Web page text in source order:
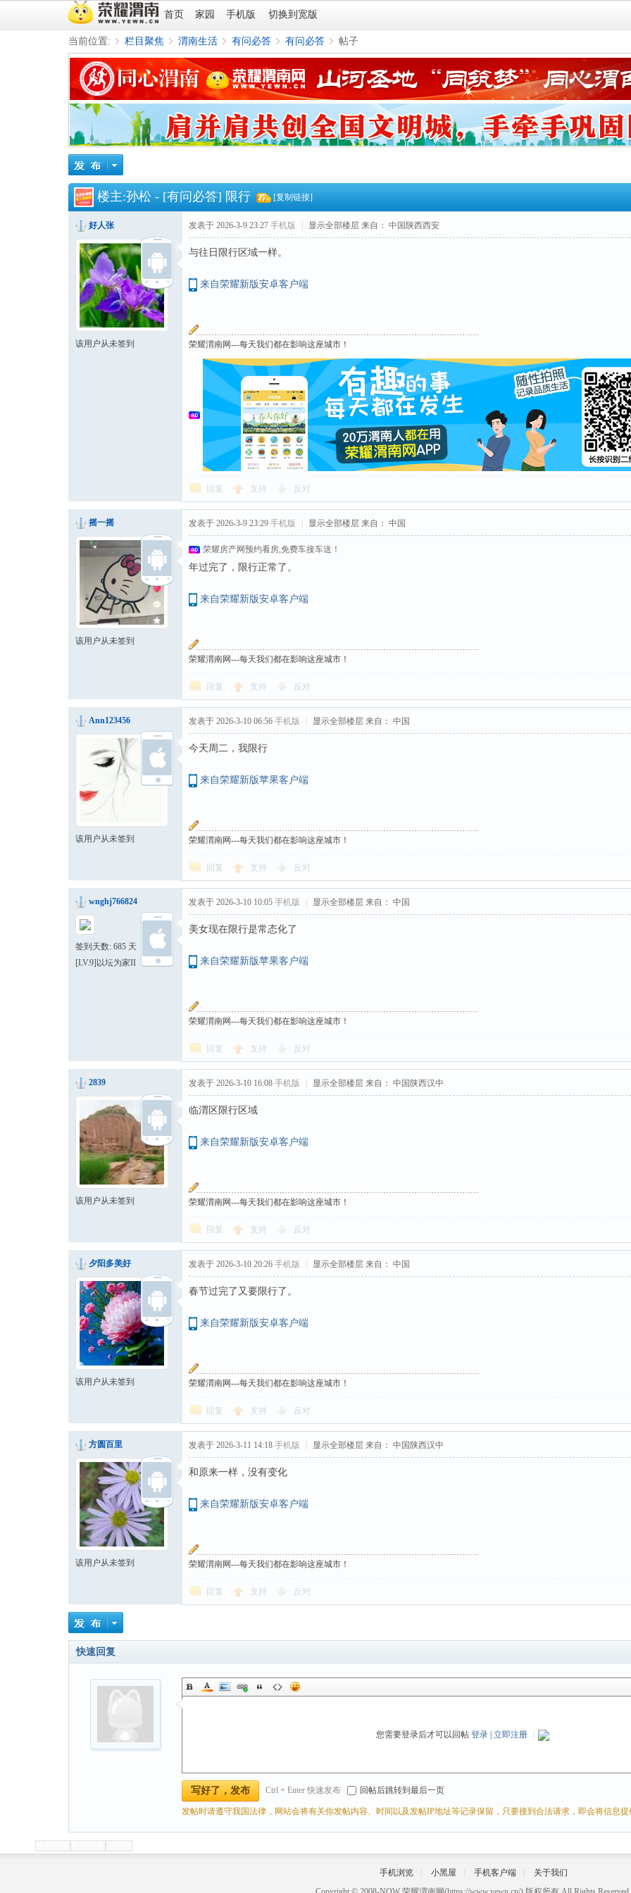
首页 家园 手机版 切换到宽版
当前位置:
»
栏目聚焦
›
渭南生活
›
有问必答
›
有问必答
›
帖子
楼主:孙松 - [有问必答] 限行 [复制链接]
好人张
该用户从未签到
发表于 2026-3-9 23:27 手机版 显示全部楼层 来自： 中国陕西西安
与往日限行区域一样。
来自荣耀新版安卓客户端
荣耀渭南网---每天我们都在影响这座城市！
回复 支持 反对
摇一摇
该用户从未签到
发表于 2026-3-9 23:29 手机版 显示全部楼层 来自： 中国
荣耀房产网预约看房,免费车接车送！
年过完了，限行正常了。
来自荣耀新版安卓客户端
荣耀渭南网---每天我们都在影响这座城市！
回复 支持 反对
Ann123456
该用户从未签到
发表于 2026-3-10 06:56 手机版 显示全部楼层 来自： 中国
今天周二，我限行
来自荣耀新版苹果客户端
荣耀渭南网---每天我们都在影响这座城市！
回复 支持 反对
wnghj766824
签到天数: 685 天
[LV.9]以坛为家II
发表于 2026-3-10 10:05 手机版 显示全部楼层 来自： 中国
美女现在限行是常态化了
来自荣耀新版苹果客户端
荣耀渭南网---每天我们都在影响这座城市！
回复 支持 反对
2839
该用户从未签到
发表于 2026-3-10 16:08 手机版 显示全部楼层 来自： 中国陕西汉中
临渭区限行区域
来自荣耀新版安卓客户端
荣耀渭南网---每天我们都在影响这座城市！
回复 支持 反对
夕阳多美好
该用户从未签到
发表于 2026-3-10 20:26 手机版 显示全部楼层 来自： 中国
春节过完了又要限行了。
来自荣耀新版安卓客户端
荣耀渭南网---每天我们都在影响这座城市！
回复 支持 反对
方圆百里
该用户从未签到
发表于 2026-3-11 14:18 手机版 显示全部楼层 来自： 中国陕西汉中
和原来一样，没有变化
来自荣耀新版安卓客户端
荣耀渭南网---每天我们都在影响这座城市！
回复 支持 反对
快速回复
您需要登录后才可以回帖 登录 立即注册
写好了，发布 Ctrl + Enter 快速发布 回帖后跳转到最后一页
发帖时请遵守我国法律，网站会将有关你发帖内容、时间以及发帖IP地址等记录保留，只要接到合法请求，即会将信息
手机浏览 小黑屋 手机客户端
关于我们